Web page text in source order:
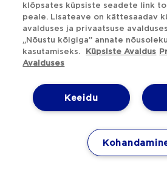
Privaatsusavaldus
Küpsiste eelistused
Õiguslik teade
Twitter
klõpsates küpsiste seadete link
peale. Lisateave on kättesaadav
avalduses ja privaatsuse
„Nõustu kõigiga” annate
kasutamiseks.
Küpsiste Avaldus
Avalduses
Keeidu